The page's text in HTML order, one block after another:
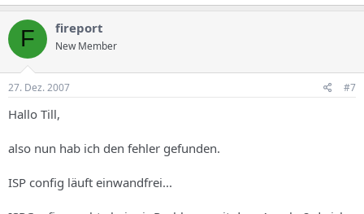
F fireport
New Member
27. Dez. 2007 #7
Hallo Till,
also nun hab ich den fehler gefunden.
ISP config läuft einwandfrei...